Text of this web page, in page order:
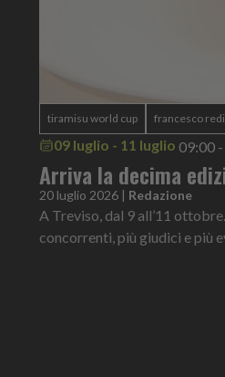
tiramisu world cup francesco redi
09 luglio - 11 luglio 09:00
Arriva la decima
20 luglio 2026 | Redazione
A Treviso, dal 9 all’11
concorrenti, più giudici e più